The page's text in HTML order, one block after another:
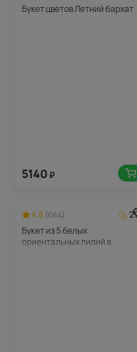
Букет цветов Летний бархат
5140 ₽
4.8 (664)
Букет из 5 белых
ориентальных лилий в